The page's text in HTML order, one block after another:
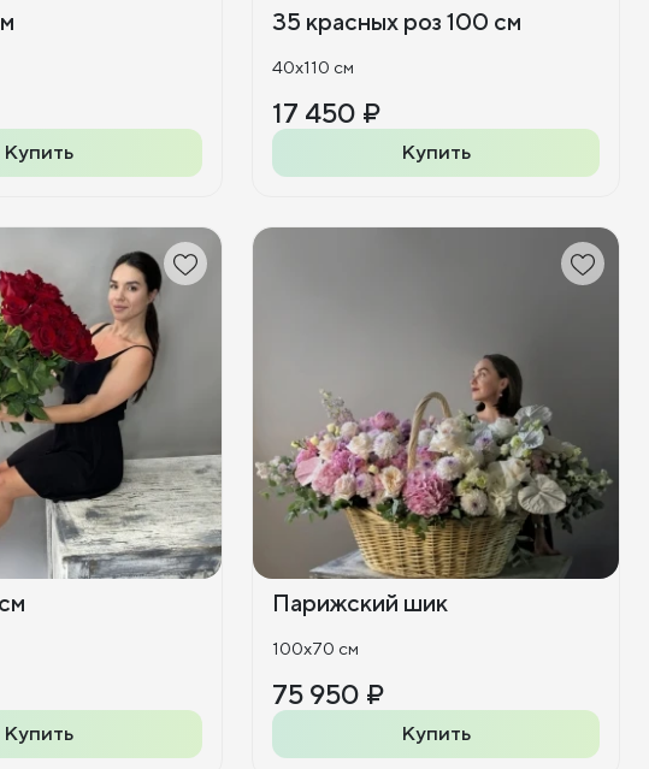
Купить
35 красных роз 100 см
40x110 см
17 450 ₽
Купить
Купить
Парижский шик
100x70 см
75 950 ₽
Купить